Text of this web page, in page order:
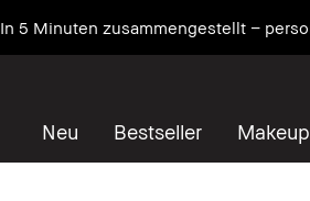
In 5 Minuten zusammengestellt –
Neu Bestseller Makeup